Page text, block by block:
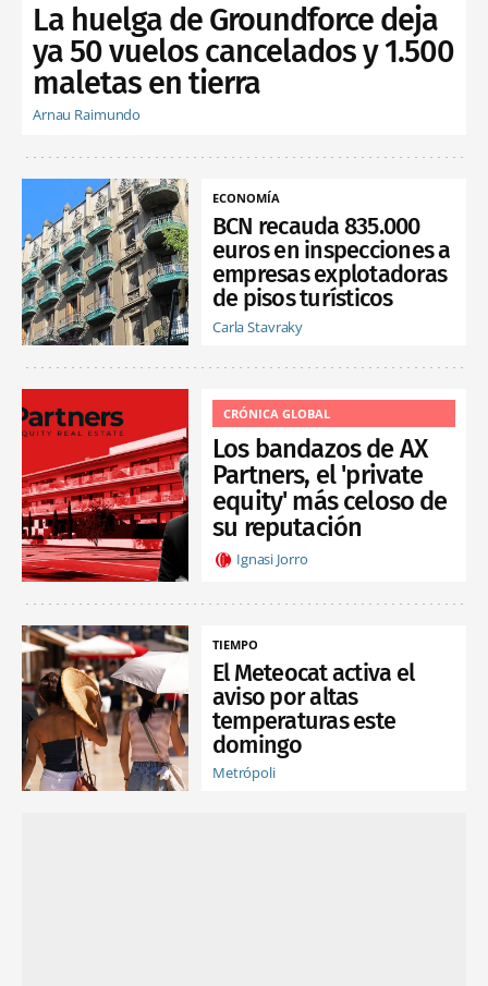
La huelga de Groundforce deja
ya 50 vuelos cancelados y 1.500
maletas en tierra
Arnau Raimundo
ECONOMÍA
BCN recauda 835.000
euros en inspecciones a
empresas explotadoras
de pisos turísticos
Carla Stavraky
CRÓNICA GLOBAL
Los bandazos de AX
Partners, el 'private
equity' más celoso de
su reputación
Ignasi Jorro
TIEMPO
El Meteocat activa el
aviso por altas
temperaturas este
domingo
Metrópoli